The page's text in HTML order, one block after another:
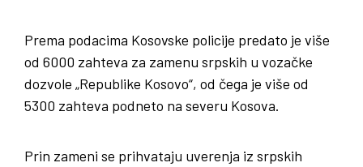
Prema podacima Kosovske policije predato je više
od 6000 zahteva za zamenu srpskih u vozačke
dozvole „Republike Kosovo“, od čega je više od
5300 zahteva podneto na severu Kosova.
Prin zameni se prihvataju uverenja iz srpskih